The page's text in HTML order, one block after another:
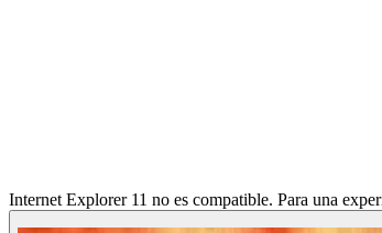
Internet Explorer 11 no es compatible. Para una